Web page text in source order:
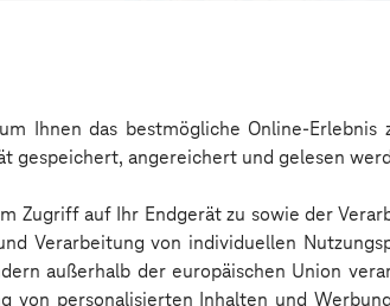
Ihnen das bestmögliche Online-
gespeichert, angereichert und gelesen
Zugriff auf Ihr Endgerät zu sowie der
Verarbeitung von individuellen
außerhalb der europäischen Union
von personalisierten Inhalten und
ISS World